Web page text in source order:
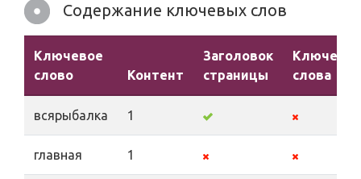
Содержание ключевых слов
Ключевое
слово
Контент
Заголовок
страницы
слова
всярыбалка 1
главная 1